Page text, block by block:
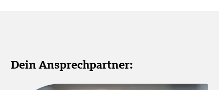
Dein Ansprechpartner: